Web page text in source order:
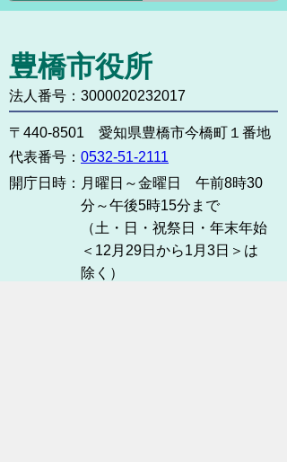
豊橋市役所
法人番号：3000020232017
〒440-8501 愛知県豊橋市今橋町１番地
代表番号： 0532-51-2111
開庁日時： 月曜日～金曜日 午前8時30
分～午後5時15分まで
（土・日・祝祭日・年末年始
＜12月29日から1月3日＞は
除く）